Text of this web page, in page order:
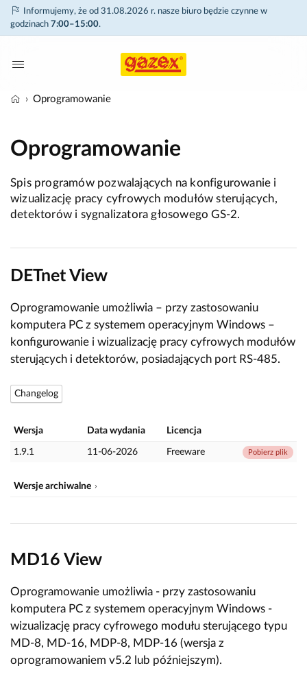
Informujemy, że od 31.08.2026 r. nasze biuro będzie czynne w
godzinach 7:00–15:00.
Oprogramowanie
Oprogramowanie
Spis programów pozwalających na konfigurowanie i
wizualizację pracy cyfrowych modułów sterujących,
detektorów i sygnalizatora głosowego GS-2.
DETnet View
Oprogramowanie umożliwia – przy zastosowaniu
komputera PC z systemem operacyjnym Windows –
konfigurowanie i wizualizację pracy cyfrowych modułów
sterujących i detektorów, posiadających port RS-485.
Changelog
Wersja Data wydania Licencja
1.9.1 11-06-2026 Freeware Pobierz plik
Wersje archiwalne
MD16 View
Oprogramowanie umożliwia - przy zastosowaniu
komputera PC z systemem operacyjnym Windows -
wizualizację pracy cyfrowego modułu sterującego typu
MD-8, MD-16, MDP-8, MDP-16 (wersja z
oprogramowaniem v5.2 lub późniejszym).